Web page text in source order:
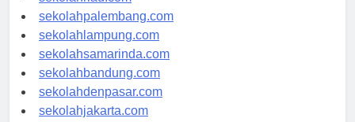
sekolahriau.com
sekolahpalembang.com
sekolahlampung.com
sekolahsamarinda.com
sekolahbandung.com
sekolahdenpasar.com